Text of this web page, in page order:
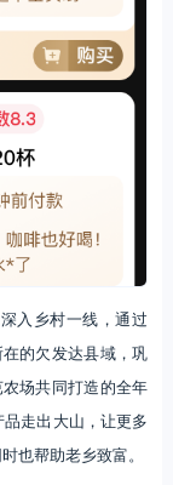
入乡村一线，通过
的欠发达县域，巩
场共同打造的全年
走出大山，让更多
也帮助老乡致富。